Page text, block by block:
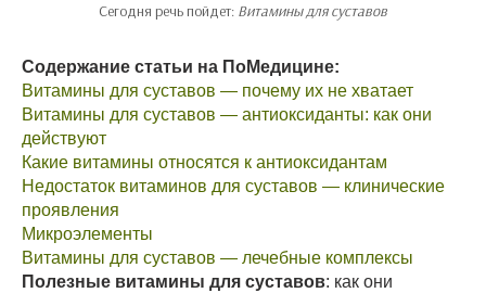
Сегодня речь пойдет: Витамины для суставов
Содержание статьи на ПоМедицине:
Витамины для суставов — почему их не хватает
Витамины для суставов — антиоксиданты: как они
действуют
Какие витамины относятся к антиоксидантам
Недостаток витаминов для суставов — клинические
проявления
Микроэлементы
Витамины для суставов — лечебные комплексы
Полезные витамины для суставов: как они